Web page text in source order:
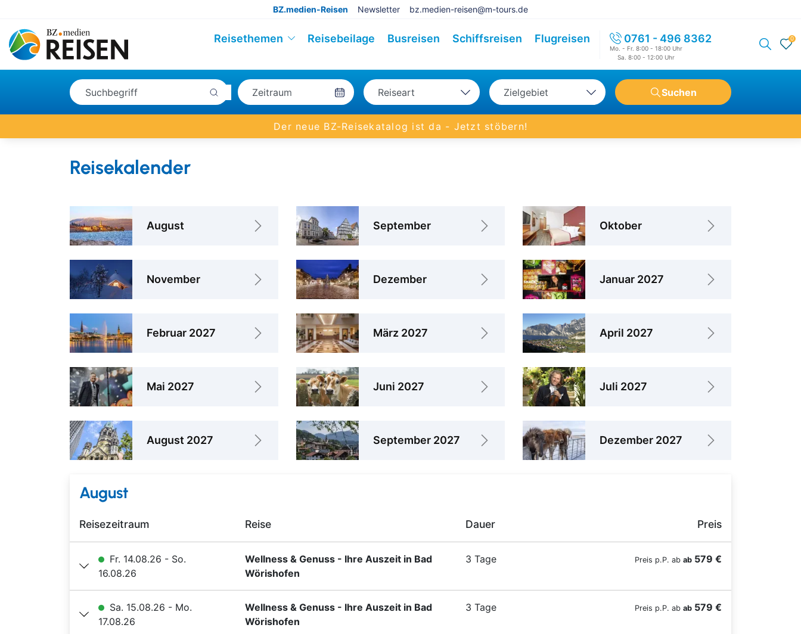
BZ.medien-Reisen Newsletter bz.medien-reisen@m-tours.de
Reisethemen Reisebeilage Busreisen Schiffsreisen Flugreisen 0761 - 496 8362
Mo. - Fr. 8:00 - 18:00 Uhr
Sa. 8:00 - 12:00 Uhr
0
Reiseart
Bahn
Bus
Zielgebiet
Deutschland
Europa
Suchen
Der neue BZ-Reisekatalog ist da - Jetzt stöbern!
Reisekalender
August September Oktober
November Dezember Januar 2027
Februar 2027 März 2027 April 2027
Mai 2027 Juni 2027 Juli 2027
August 2027 September 2027 Dezember 2027
August
Reisezeitraum Reise Dauer Preis
Fr. 14.08.26 - So.
16.08.26
Wellness & Genuss - Ihre Auszeit in Bad
Wörishofen
3 Tage Preis p.P. ab ab 579 €
Sa. 15.08.26 - Mo.
17.08.26
Wellness & Genuss - Ihre Auszeit in Bad
Wörishofen
3 Tage Preis p.P. ab ab 579 €